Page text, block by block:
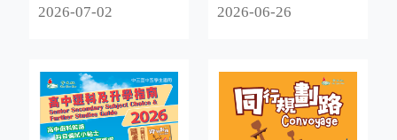
冊
2026-07-02
冊
2026-06-26